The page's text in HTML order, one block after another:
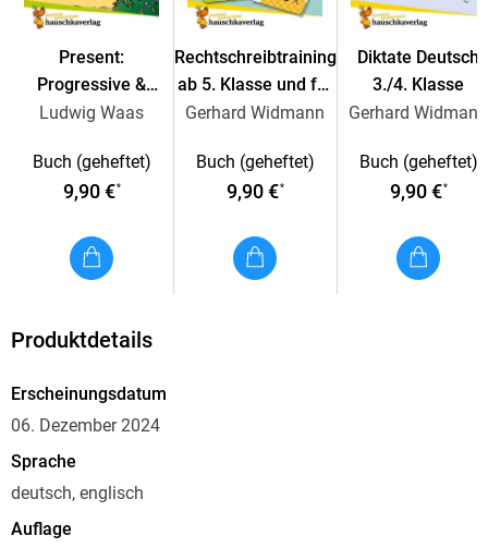
Lehrbuchunabhängig
Fakten zum Übungsheft
DIN-A5-Heft
64 Seiten
Mit herausnehmbarem Lösungsteil
Fächer Deutsch, Mathe und Englisch ab. Ihre Inhalte
umfassen Themen für die Grundschule, die unteren Klassen
der weiterführenden Schulen und teilweise darüber hinaus.
Jeder Titel greift dabei einen lehrplanrelevanten Teilbereich
des Unterrichtsfachs heraus: zum Beispiel Textaufgaben
oder Rechenfertigkeiten in Mathematik, Grammatik, Lesen,
Present:
Progressive &
Simple Englisch 5.
Ludwig Waas
Buch (geheftet)
9,90 €*
Rechtschreibtraining
ab 5. Klasse und für
Erwachsene
Gerhard Widmann
Buch (geheftet)
9,90 €*
Diktate Deutsch
3./4. Klasse
Gerhard Widmann
Buch (geheftet)
9,90 €*
Produktdetails
Erscheinungsdatum
06. Dezember 2024
Sprache
deutsch, englisch
Auflage